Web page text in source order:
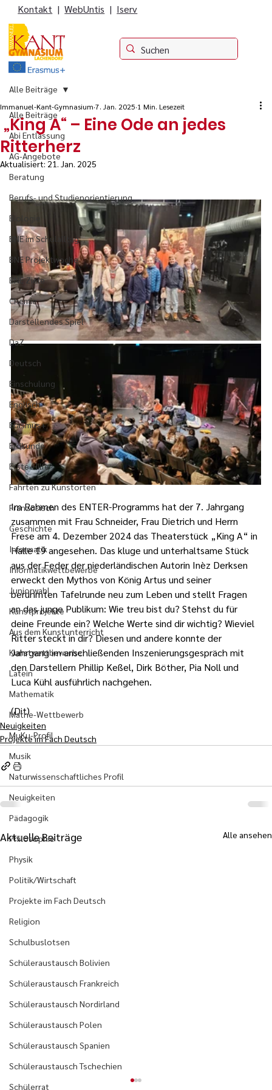
Kontakt |WebUntis | Iserv
Alle Beiträge
Abi Entlassung
AG-Angebote
Beratung
Berufs- und Studienorientierung
Biologie
BNE im Schulalltag
BNE Projektwoche
BNE Ziele
Chemie
Darstellendes Spiel
DaZ
Deutsch
Einschulung
Englisch
Erasmus+
Erdkunde
Erste-Hilfe
Fahrten zu Kunstorten
Französisch
Geschichte
Informatik
Informatikwettbewerbe
Juniorwahl
Kunstprojekte
Aus dem Kunstunterricht
Kunstwettbewerbe
Latein
Mathematik
Mathe-Wettbewerb
MuKu-Profil
Musik
Naturwissenschaftliches Profil
Neuigkeiten
Pädagogik
Philosophie
Physik
Politik/Wirtschaft
Projekte im Fach Deutsch
Religion
Schulbuslotsen
Schüleraustausch Bolivien
Schüleraustausch Frankreich
Schüleraustausch Nordirland
Schüleraustausch Polen
Schüleraustausch Spanien
Schüleraustausch Tschechien
Schülerrat
Alle Beiträge
„King A“ – Eine Ode an jedes
Ritterherz
Immanuel-Kant-Gymnasium 7. Jan. 2025 1 Min. Lesezeit
Aktualisiert: 21. Jan. 2025
Im Rahmen des ENTER-Programms hat der 7. Jahrgang
zusammen mit Frau Schneider, Frau Dietrich und Herrn
Frese am 4. Dezember 2024 das Theaterstück „King A“ in
Halle 19 angesehen. Das kluge und unterhaltsame Stück
aus der Feder der niederländischen Autorin Inèz Derksen
erweckt den Mythos von König Artus und seiner
berühmten Tafelrunde neu zum Leben und stellt Fragen
an das junge Publikum: Wie treu bist du? Stehst du für
deine Freunde ein? Welche Werte sind dir wichtig? Wieviel
Ritter steckt in dir? Diesen und andere konnte der
Jahrgang im anschließenden Inszenierungsgespräch mit
den Darstellern Phillip Keßel, Dirk Böther, Pia Noll und
Luca Kühl ausführlich nachgehen.
(Dit)
Neuigkeiten
Projekte im Fach Deutsch
Aktuelle Beiträge Alle ansehen